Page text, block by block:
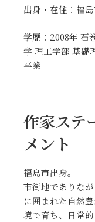
出身・在住 ： 福
学歴 ：2008年 石
学 理工学部 基礎
卒業
作家ステ
メント
福島市出身。
市街地でありな
に囲まれた自然
境で育ち、日常